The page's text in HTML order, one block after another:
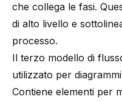
che collega le fasi.
di alto livello e
processo.
Il terzo modello di
utilizzato per
Contiene elementi per